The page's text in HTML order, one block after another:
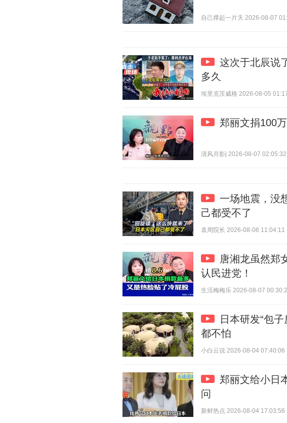
自己撑起一片天 2026-08-07
这次于北辰说
多久
埃里克茨威格 2026-08-05
郑丽文捐100
清风月影j 2026-08-07 02:05:32
一场地震，没
己都受不了
袁周院长 2026-08-06 11:04:11
唐湘龙虽然郑
认民进党！
生活梅梅乐 2026-08-07
日本研发“包
都不怕
小白云说 2026-08-04 07:40:06
郑丽文给小日
问
新鲜热点 2026-08-04 17:03:56